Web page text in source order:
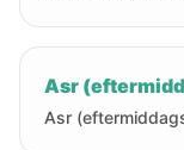
Asr
Asr